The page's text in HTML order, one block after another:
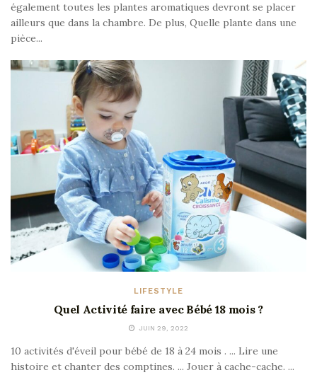
également toutes les plantes aromatiques devront se placer
ailleurs que dans la chambre. De plus, Quelle plante dans une
pièce...
LIFESTYLE
Quel Activité faire avec Bébé 18 mois ?
JUIN 29, 2022
10 activités d'éveil pour bébé de 18 à 24 mois . ... Lire une
histoire et chanter des comptines. ... Jouer à cache-cache. ...